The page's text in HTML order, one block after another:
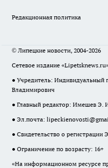
Редакционная политика
© Липецкие новости, 2004-2026
Сетевое издание
● Учредитель: Индивидуальный
Владимирович
● Главный редактор: Имешев Э.
● Эл.почта:
● Свидетельство о регистрации
● Ограничение по возрасту: 16+
«На информационном ресурсе